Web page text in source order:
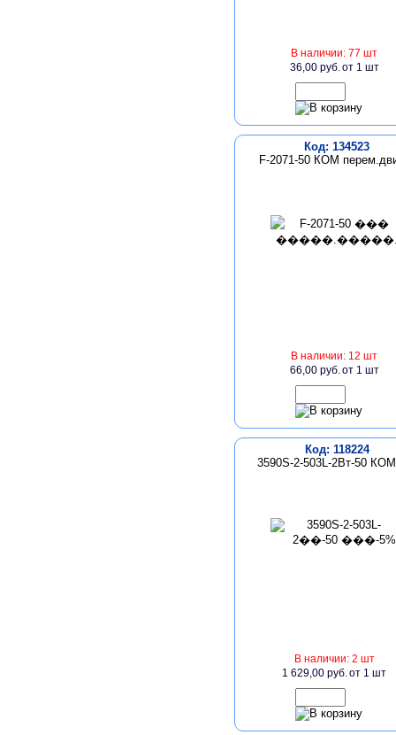
В наличии: 77 шт
36,00 руб.от 1 шт
Код: 134523
F-2071-50 КОМ
В наличии: 12 шт
66,00 руб.от 1 шт
Код: 118224
3590S-2-503L-2Вт-50
В наличии: 2 шт
1 629,00 руб.от 1 шт